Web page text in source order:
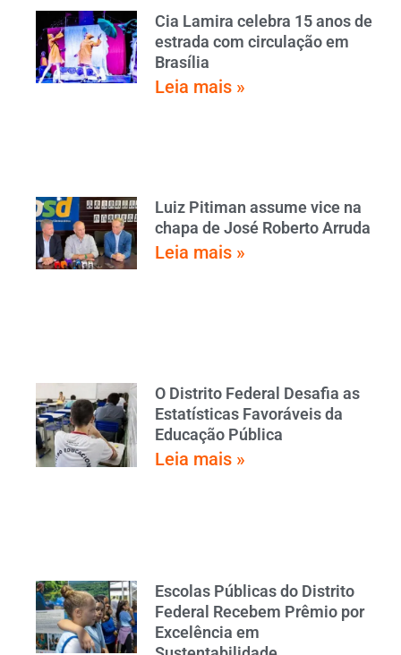
Cia Lamira celebra 15 anos de
estrada com circulação em
Brasília
Leia mais »
Luiz Pitiman assume vice na
chapa de José Roberto Arruda
Leia mais »
O Distrito Federal Desafia as
Estatísticas Favoráveis da
Educação Pública
Leia mais »
Escolas Públicas do Distrito
Federal Recebem Prêmio por
Excelência em